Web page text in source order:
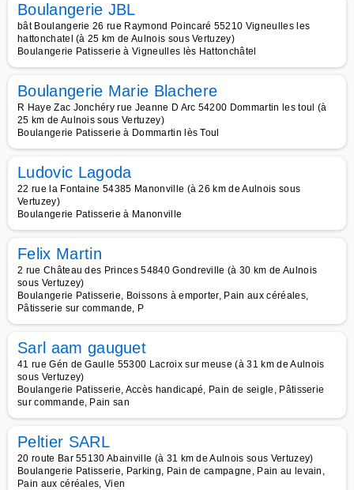
Boulangerie JBL
bât Boulangerie 26 rue Raymond Poincaré 55210 Vigneulles les
hattonchatel (à 25 km de Aulnois sous Vertuzey)
Boulangerie Patisserie à Vigneulles lès Hattonchâtel
Boulangerie Marie Blachere
R Haye Zac Jonchéry rue Jeanne D Arc 54200 Dommartin les toul (à
25 km de Aulnois sous Vertuzey)
Boulangerie Patisserie à Dommartin lès Toul
Ludovic Lagoda
22 rue la Fontaine 54385 Manonville (à 26 km de Aulnois sous
Vertuzey)
Boulangerie Patisserie à Manonville
Felix Martin
2 rue Château des Princes 54840 Gondreville (à 30 km de Aulnois
sous Vertuzey)
Boulangerie Patisserie, Boissons à emporter, Pain aux céréales,
Pâtisserie sur commande, P
Sarl aam gauguet
41 rue Gén de Gaulle 55300 Lacroix sur meuse (à 31 km de Aulnois
sous Vertuzey)
Boulangerie Patisserie, Accès handicapé, Pain de seigle, Pâtisserie
sur commande, Pain san
Peltier SARL
20 route Bar 55130 Abainville (à 31 km de Aulnois sous Vertuzey)
Boulangerie Patisserie, Parking, Pain de campagne, Pain au levain,
Pain aux céréales, Vien